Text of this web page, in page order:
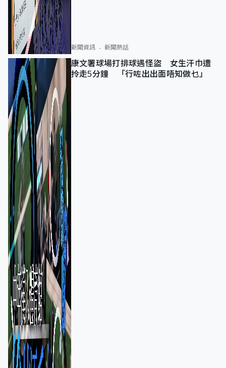
新聞資訊 新聞熱話
康文署球場打排球遇怪盜 女生汗巾遭
拎走5分鐘 「行咗出出面唔知做乜」